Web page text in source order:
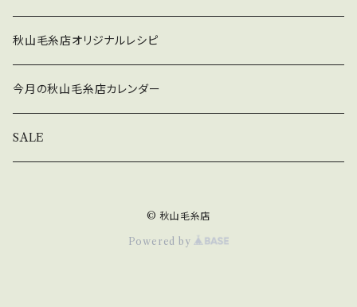
秋山毛糸店オリジナルレシピ
今月の秋山毛糸店カレンダー
SALE
© 秋山毛糸店
Powered by